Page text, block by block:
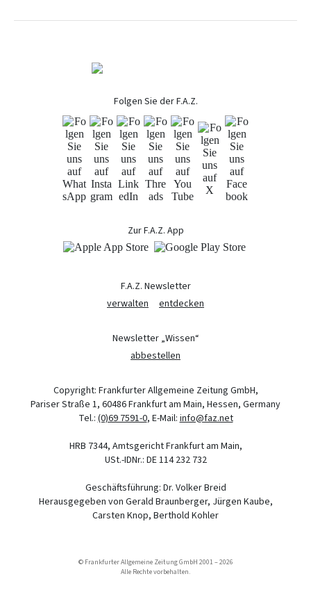
Folgen Sie der F.A.Z.
Zur F.A.Z. App
F.A.Z. Newsletter
verwalten
entdecken
Newsletter „Wissen“
abbestellen
Copyright: Frankfurter Allgemeine Zeitung GmbH,
Pariser Straße 1, 60486 Frankfurt am Main, Hessen, Germany
Tel.:(0)69 7591-0, E-Mail:info@faz.net
HRB 7344, Amtsgericht Frankfurt am Main,
USt.-IDNr.: DE 114 232 732
Geschäftsführung: Dr. Volker Breid
Herausgegeben von Gerald Braunberger, Jürgen Kaube,
Carsten Knop, Berthold Kohler
© Frankfurter Allgemeine Zeitung GmbH 2001 – 2026
Alle Rechte vorbehalten.